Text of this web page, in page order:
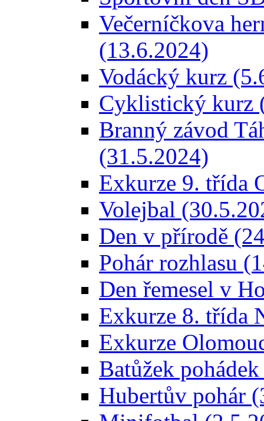
Večerníčkova
(13.6.2024)
Vodácký kurz
Cyklistický kurz
Branný závod
(31.5.2024)
Exkurze 9. třída
Volejbal
Den v přírodě
Pohár rozhlasu
Den řemesel v
Exkurze 8. třída
Exkurze
Batůžek
Hubertův pohár